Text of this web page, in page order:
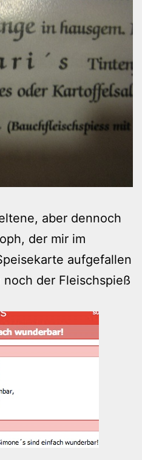
aber dennoch
der mir im
aufgefallen
der Fleischspieß